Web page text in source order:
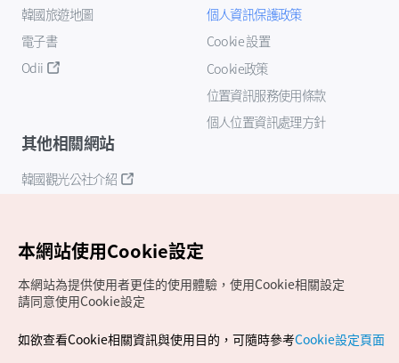
韓國旅遊地圖
電子書
Odii
個人資訊保護政策
Cookie 設置
Cookie政策
位置資訊服務使用條款
個人位置資訊處理方針
其他相關網站
韓國觀光公社介紹
Copyrights (c) 韓國觀光公社版權所有
本網站使用Cookie設定
本網站為提供使用者更佳的使用體驗，使用Cookie相關設定
請同意使用Cookie設定
如欲查看Cookie相關資訊與使用目的，可隨時參考Cookie設定頁面